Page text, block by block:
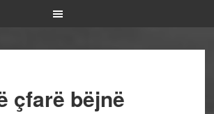
çfarë bëjnë